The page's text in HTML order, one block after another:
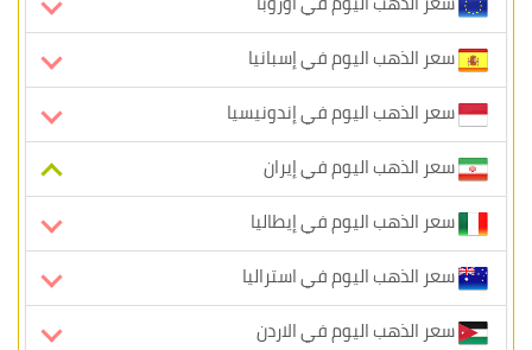
سعر الذهب اليوم في إسبانيا
سعر الذهب اليوم في إندونيسيا
سعر الذهب اليوم في إيران
سعر الذهب اليوم في إيطاليا
سعر الذهب اليوم في استراليا
سعر الذهب اليوم في الاردن